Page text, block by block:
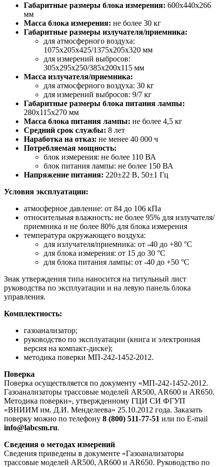
Габаритные размеры блока измерения: 600x440x266
мм
Масса блока измерения: не более 30 кг
Габаритные размеры излучателя/приемника:
для атмосферного воздуха:
1075x205x425/1375x205x320 мм
для измерений выбросов:
305x295x250/385x200x115 мм
Масса излучателя/приемника:
для атмосферного воздуха: 30 кг
для измерений выбросов: 9/7 кг
Габаритные размеры блока питания лампы:
280x115x270 мм
Масса блока питания лампы: не более 4,5 кг
Средний срок службы: 8 лет
Наработка на отказ: не менее 40 000 ч
Потребляемая мощность:
блок измерения: не более 110 ВА
блок питания лампы: не более 150 ВА
Напряжение питания: 220±22 В, 50±1 Гц
Условия эксплуатации:
атмосферное давление: от 84 до 106 кПа
относительная влажность: не более 95% для излучателя/
приемника и не более 80% для блока измерения
температура окружающего воздуха:
для излучателя/приемника: от -40 до +80 °C
для блока измерения: от 15 до 30 °C
для блока питания лампы: от -40 до +50 °C
Знак утверждения типа наносится на титульный лист
руководства по эксплуатации и на левую панель блока
управления.
Комплектность:
газоанализатор;
руководство по эксплуатации (книга и электронная
версия на компакт-диске);
методика поверки МП-242-1452-2012.
Поверка
Поверка осуществляется по документу «МП-242-1452-2012.
Газоанализаторы трассовые моделей AR500, AR600 и AR650.
Методика поверки», утвержденному ГЦИ СИ ФГУП
«ВНИИМ им. Д.И. Менделеева» 25.10.2012 года. Заказать
поверку можно по телефону 8 (800) 511-77-51 или по E-mail
info@labcsm.ru.
Сведения о методах измерений
Сведения приведены в документе «Газоанализаторы
трассовые моделей AR500, AR600 и AR650. Руководство по